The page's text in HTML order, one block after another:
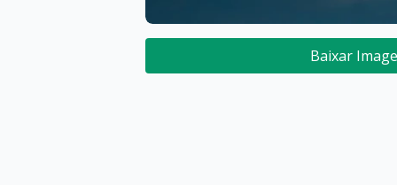
Baixar